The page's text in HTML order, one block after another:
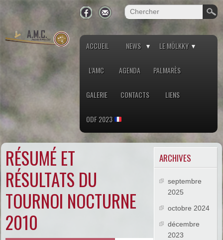
ACCUEIL NEWS LE MÖLKKY
L’AMC AGENDA PALMARÈS
GALERIE CONTACTS LIENS
ODF 2023
RÉSUMÉ ET
RÉSULTATS DU
TOURNOI NOCTURNE
2010
ARCHIVES
septembre
2025
octobre 2024
décembre
2023